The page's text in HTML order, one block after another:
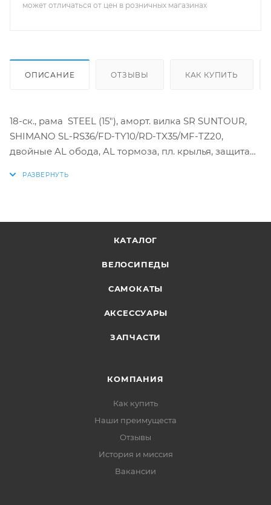
может отличаться от цен в розничных магазинах
ОПИСАНИЕ ОТЗЫВЫ КАК КУПИТЬ
18-ск., рама STEEL (15"), аморт. вилка SR SUNTOUR,
SHIMANO SL-RS36/FD-TY10/RD-TX35/MF-TZ20,
двойные AL обода, AL тормоза, пл. крылья, защита
КАТАЛОГ
ВЕЛОСИПЕДЫ
САМОКАТЫ
АКСЕССУАРЫ
ЗАПЧАСТИ
КОМПАНИЯ
Как купить
Наши преимущеста
Отзывы
История и миссия
Вакансии